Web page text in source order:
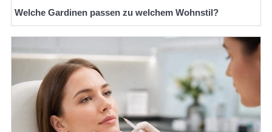
Welche Gardinen passen zu welchem Wohnstil?